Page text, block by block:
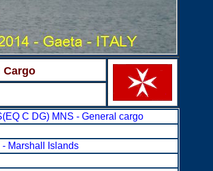
Cargo
C DG) MNS - General cargo
Marshall Islands